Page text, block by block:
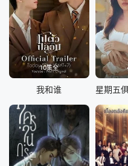
10集全
我和谁